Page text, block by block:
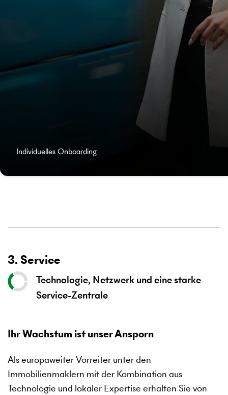
3. Service
Technologie, Netzwerk und eine starke
Service-Zentrale
Ihr Wachstum ist unser Ansporn
Als europaweiter Vorreiter unter den
Immobilienmaklern mit der Kombination aus
Technologie und lokaler Expertise erhalten Sie von